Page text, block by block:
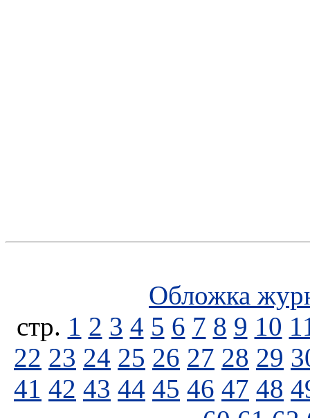
Обложка
стp. 1 2 3 4 5 6 7 8 9 10
22 23 24 25 26 27 28 29
41 42 43 44 45 46 47 48